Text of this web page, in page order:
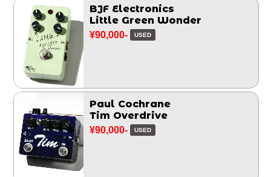
BJF Electronics
Little Green Wonder
¥90,000- USED
Paul Cochrane
Tim Overdrive
¥90,000- USED